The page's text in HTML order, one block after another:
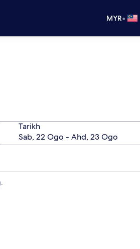
MYR•
Tarikh